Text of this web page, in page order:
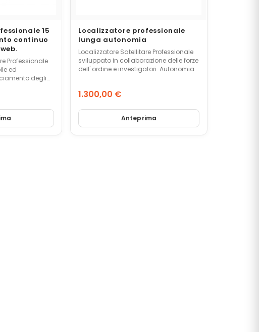
15
continuo
Professionale
ed
AUT-TYC-
Localizzatore professionale
lunga autonomia
Localizzatore Satellitare Professionale
sviluppato in collaborazione delle forze
dell' ordine e investigatori. Autonomia
1.300,00 €
Anteprima